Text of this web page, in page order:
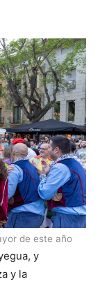
de este año
y
y ​​la